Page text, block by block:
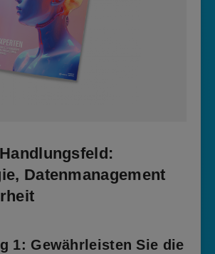
Datenmanagement
1: Gewährleisten Sie die